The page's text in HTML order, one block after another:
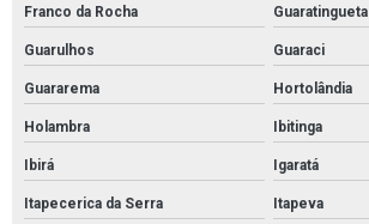
Quanto custa pintura de galpão
Revestimento autonivelante
Revestimento epóxi piso
Franco da Rocha Guaratingueta
Guarulhos Guaraci
Guararema Hortolândia
Holambra Ibitinga
Ibirá Igaratá
Itapecerica da Serra Itapeva